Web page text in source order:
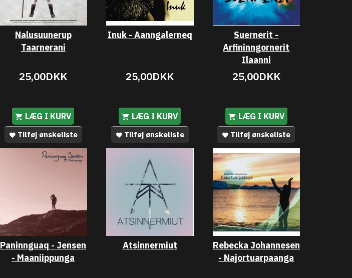
Nalusuunerup
Taarnerani
25,00DKK
LÆG I KURV
Tilføj ønskeliste
Inuk - Aanngalerneq
25,00DKK
LÆG I KURV
Tilføj ønskeliste
Suernerit -
Arfininngornerit
Ilaanni
25,00DKK
LÆG I KURV
Tilføj ønskeliste
Paninnguaq - Jensen
- Maaniippunga
Atsinnermiut
Rebecka Johannesen
- Najortuarpaanga